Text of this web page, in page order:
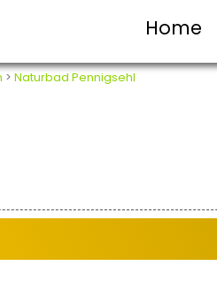
Home
> Naturbad Pennigsehl